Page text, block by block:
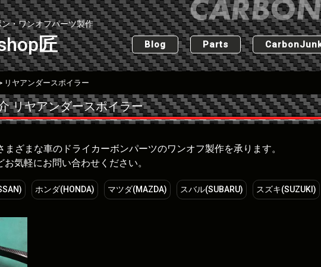
・ワンオフパーツ製作
匠 Blog Parts
リヤアンダースポイラー
リヤアンダースポイラー
ざまな車のドライカーボンパーツのワンオフ製作を承ります。
気軽にお問い合わせください。
ホンダ(HONDA) マツダ(MAZDA) スバル(SUBARU) スズキ(SUZUKI)